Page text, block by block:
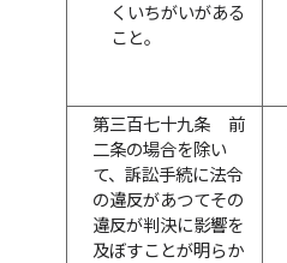
くいちがいがある
こと。
第三百七十九条
前
二条の場合を除い
て、訴訟手続に法令
の違反があつてその
違反が判決に影響を
及ぼすことが明らか